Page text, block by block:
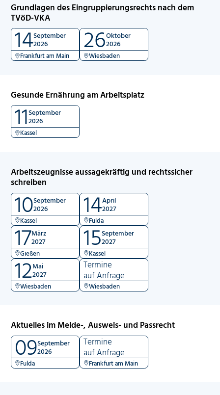
Grundlagen des Eingruppierungsrechts nach dem
TVöD-VKA
14September
2026
Frankfurt am Main 26Oktober
2026
Wiesbaden
Gesunde Ernährung am Arbeitsplatz
11September
2026
Kassel
Arbeitszeugnisse aussagekräftig und rechtssicher
schreiben
10September
2026
Kassel 14April
2027
Fulda
17März
2027
Gießen 15September
2027
Kassel
12Mai
2027
Wiesbaden
Termine
auf Anfrage
Wiesbaden
Aktuelles im Melde-, Ausweis- und Passrecht
09September
2026
Fulda
Termine
auf Anfrage
Frankfurt am Main